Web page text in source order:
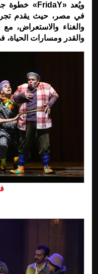
ويُعد «FridaY » خطوة
في مصر، حيث يقدم
والغناء والاستعراض،
والقدر ومسارات